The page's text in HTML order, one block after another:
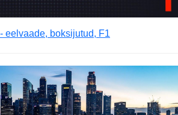
eelvaade, boksijutud, F1